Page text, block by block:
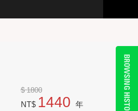
$ 1800
NT$ 1440 年